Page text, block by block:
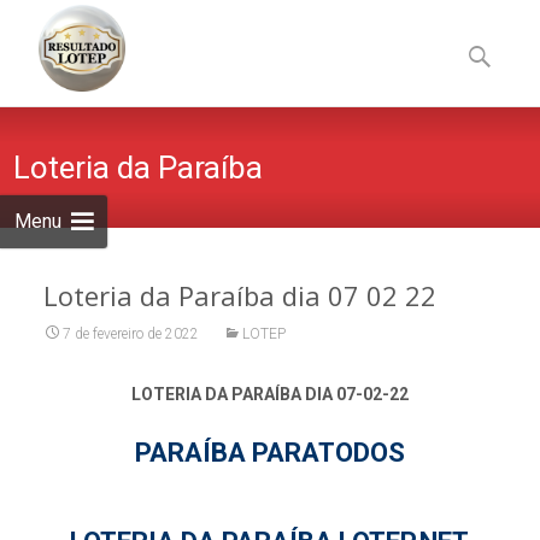
Menu
to
content
por:
Loteria da Paraíba
Loteria da Paraíba dia 07 02 22
7 de fevereiro de 2022 LOTEP
LOTERIA DA PARAÍBA DIA 07-02-22
PARAÍBA PARATODOS